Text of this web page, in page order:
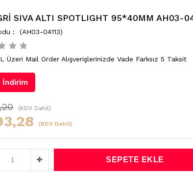
SIVA ALTI SPOTLIGHT 95*40MM AH03-
(AH03-04113)
Üzeri Mail Order Alışverişlerinizde Vade Farksız 5 Taksit
İndirim
(KDV Dahil)
(KDV Dahil)